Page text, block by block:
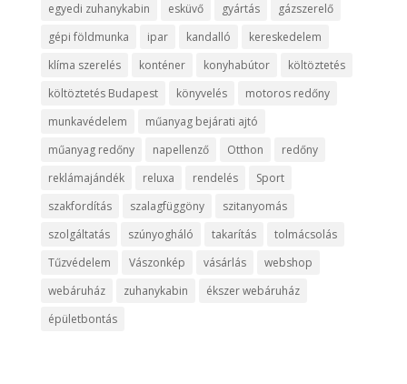
egyedi zuhanykabin
esküvő gyártás
gázszerelő
gépi földmunka
ipar kandalló
kereskedelem
klíma szerelés
konténer konyhabútor
költöztetés
költöztetés Budapest
könyvelés
motoros redőny
munkavédelem
műanyag bejárati ajtó
műanyag redőny
napellenző Otthon
redőny
reklámajándék
reluxa rendelés
Sport
szakfordítás
szalagfüggöny
szitanyomás
szolgáltatás
szúnyogháló takarítás
tolmácsolás
Tűzvédelem
Vászonkép vásárlás
webshop
webáruház
zuhanykabin
ékszer webáruház
épületbontás